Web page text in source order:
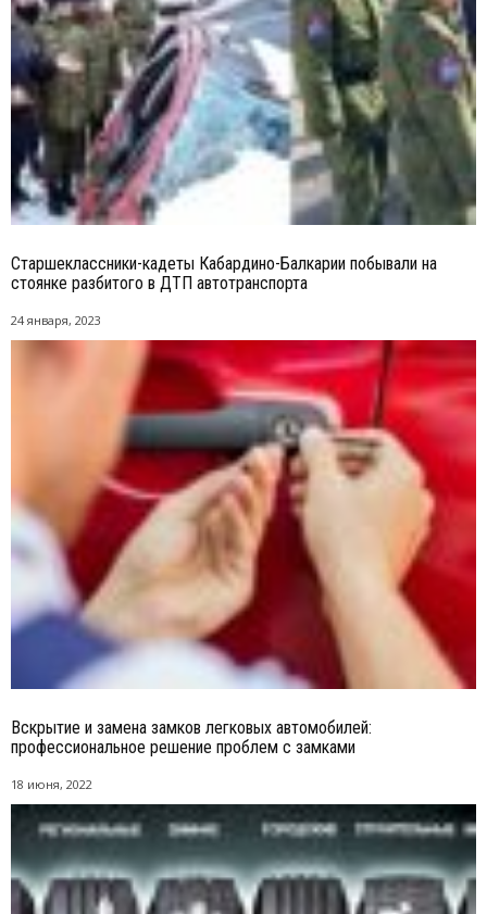
Старшеклассники-кадеты Кабардино-Балкарии побывали на
стоянке разбитого в ДТП автотранспорта
24 января, 2023
Вскрытие и замена замков легковых автомобилей:
профессиональное решение проблем с замками
18 июня, 2022